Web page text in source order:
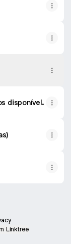
disponível.
Linktree